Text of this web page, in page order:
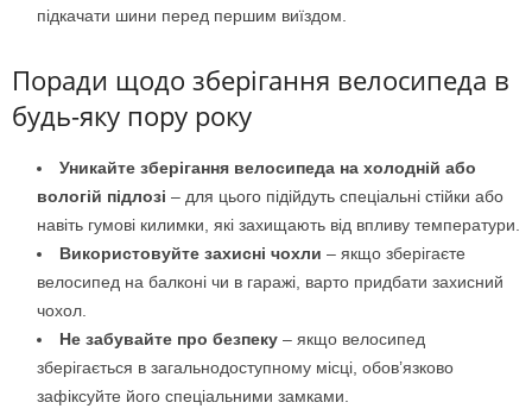
підкачати шини перед першим виїздом.
Поради щодо зберігання велосипеда в
будь-яку пору року
Уникайте зберігання велосипеда на холодній або
вологій підлозі – для цього підійдуть спеціальні стійки або
навіть гумові килимки, які захищають від впливу температури.
Використовуйте захисні чохли – якщо зберігаєте
велосипед на балконі чи в гаражі, варто придбати захисний
чохол.
Не забувайте про безпеку – якщо велосипед
зберігається в загальнодоступному місці, обов’язково
зафіксуйте його спеціальними замками.